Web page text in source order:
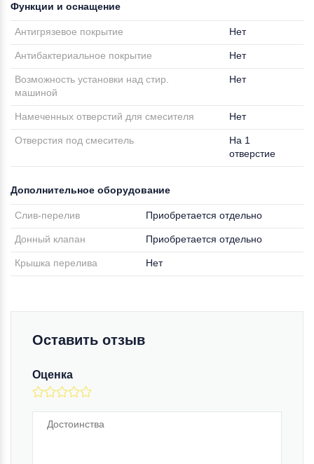
Функции и оснащение
Антигрязевое покрытие Нет
Антибактериальное покрытие Нет
Возможность установки над стир.
машиной
Нет
Намеченных отверстий для смесителя Нет
Отверстия под смеситель
На 1
отверстие
Дополнительное оборудование
Слив-перелив Приобретается отдельно
Донный клапан Приобретается отдельно
Крышка перелива Нет
Оставить отзыв
Оценка